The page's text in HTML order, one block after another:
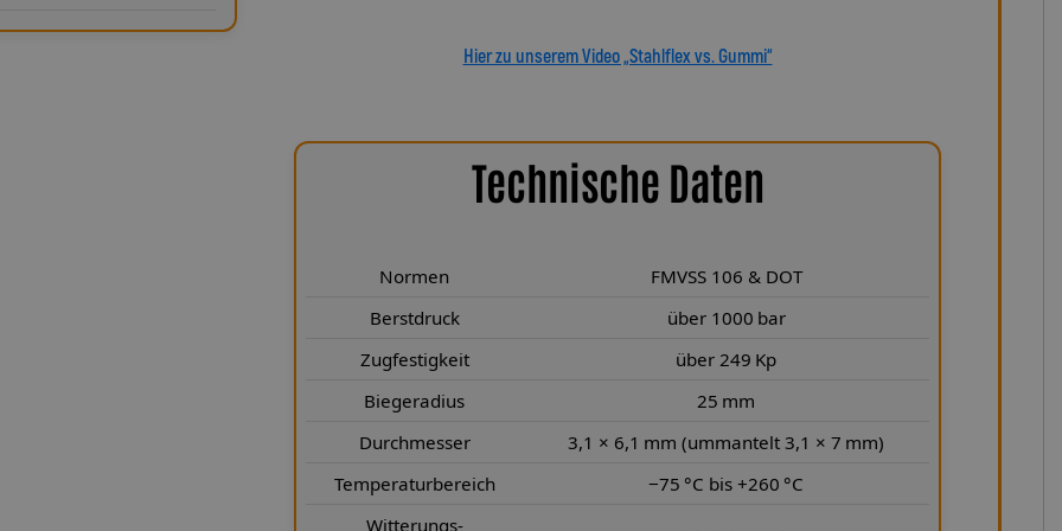
Hier zu unserem Video „Stahlflex vs. Gummi“
Technische Daten
Normen
FMVSS 106 & DOT
Berstdruck
über 1000 bar
Zugfestigkeit
über 249 Kp
Biegeradius
25 mm
Durchmesser
3,1 × 6,1 mm (ummantelt 3,1 × 7 mm)
Temperaturbereich
−75 °C bis +260 °C
Witterungs-